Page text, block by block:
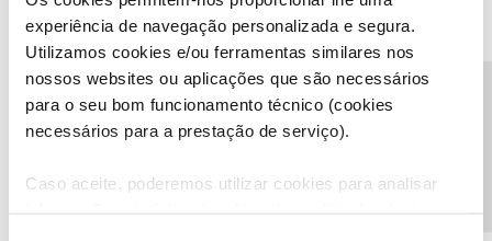
experiência de navegação personalizada e segura.
Utilizamos cookies e/ou ferramentas similares nos
nossos websites ou aplicações que são necessários
para o seu bom funcionamento técnico (cookies
necessários para a prestação de serviço).
Caso aceite, poderemos utilizar cookies para analisar
Creditámos ainda o valor de uma mensalidade destes serviços, o
mesmo está registado com o número 000157284717. Vai receber
no seu email os dados para pagamento da fatura número FT
Obrigado,
Ajude a comunidade a encontrar informação relevante. Marque